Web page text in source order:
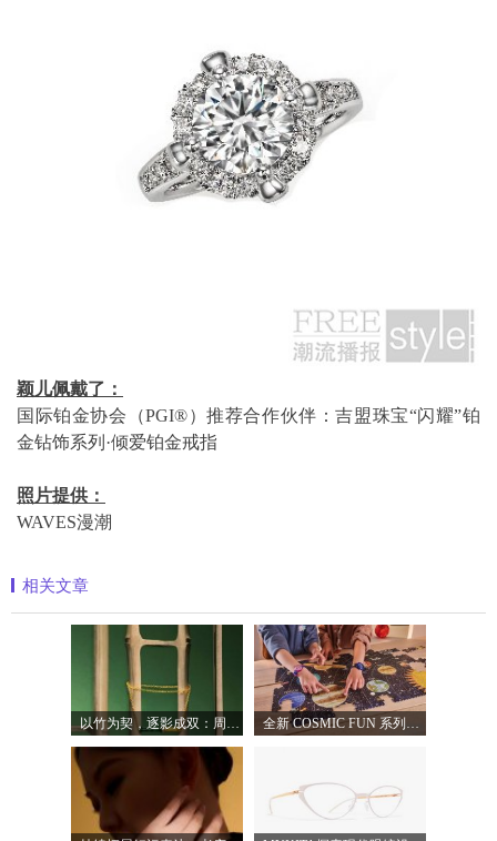
颖儿佩戴了：
国际铂金协会（PGI®）推荐合作伙伴：吉盟珠宝“闪耀”铂
金钻饰系列·倾爱铂金戒指
照片提供：
WAVES漫潮
相关文章
以竹为契，逐影成双：周生生发布文化祝 全新 COSMIC FUN 系列，让整个宇宙尽在腕间